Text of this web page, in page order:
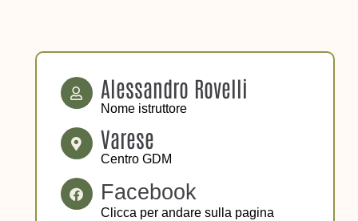
Alessandro Rovelli
Nome istruttore
Varese
Centro GDM
Facebook
Clicca per andare sulla pagina